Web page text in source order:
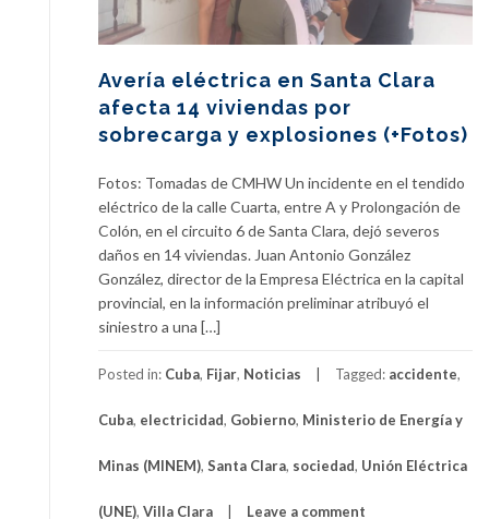
Avería eléctrica en Santa Clara
afecta 14 viviendas por
sobrecarga y explosiones (+Fotos)
Fotos: Tomadas de CMHW Un incidente en el tendido
eléctrico de la calle Cuarta, entre A y Prolongación de
Colón, en el circuito 6 de Santa Clara, dejó severos
daños en 14 viviendas. Juan Antonio González
González, director de la Empresa Eléctrica en la capital
provincial, en la información preliminar atribuyó el
siniestro a una […]
Posted in: Cuba, Fijar, Noticias Tagged: accidente,
Cuba, electricidad, Gobierno, Ministerio de Energía y
Minas (MINEM), Santa Clara, sociedad, Unión Eléctrica
(UNE), Villa Clara Leave a comment